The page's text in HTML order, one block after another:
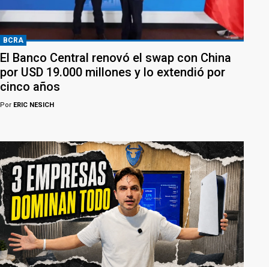
BCRA
El Banco Central renovó el swap con China
por USD 19.000 millones y lo extendió por
cinco años
Por ERIC NESICH